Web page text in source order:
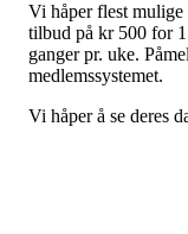
Vi håper flest mulige
tilbud på kr 500 for
ganger pr. uke.
medlemssystemet.
Vi håper å se deres